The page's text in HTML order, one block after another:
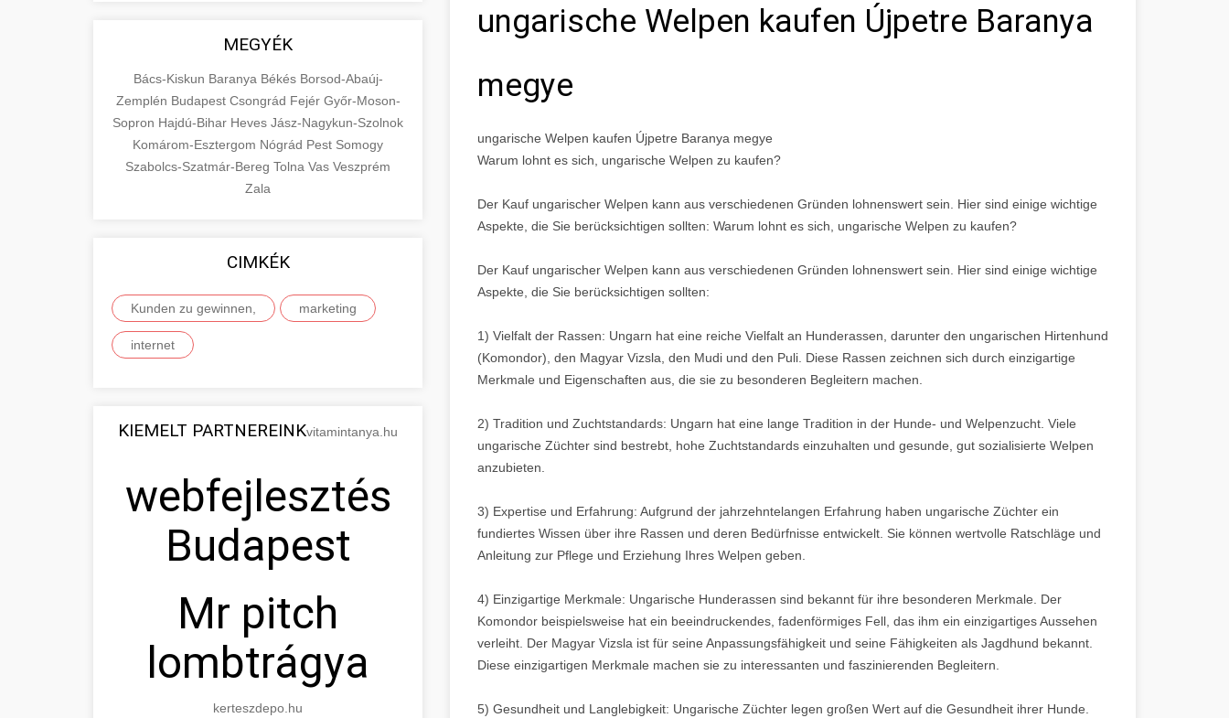
MEGYÉK
Bács-Kiskun Baranya Békés Borsod-Abaúj-
Zemplén Budapest Csongrád Fejér Győr-Moson-
Sopron Hajdú-Bihar Heves Jász-Nagykun-Szolnok
Komárom-Esztergom Nógrád Pest Somogy
Szabolcs-Szatmár-Bereg Tolna Vas Veszprém
Zala
CIMKÉK
Kunden zu gewinnen, marketing
internet
KIEMELT PARTNEREINKvitamintanya.hu
webfejlesztés
Budapest
Mr pitch
lombtrágya
kerteszdepo.hu
ungarische Welpen kaufen Újpetre Baranya
megye
ungarische Welpen kaufen Újpetre Baranya megye
Warum lohnt es sich, ungarische Welpen zu kaufen?
Der Kauf ungarischer Welpen kann aus verschiedenen Gründen lohnenswert sein. Hier sind einige wichtige
Aspekte, die Sie berücksichtigen sollten: Warum lohnt es sich, ungarische Welpen zu kaufen?
Der Kauf ungarischer Welpen kann aus verschiedenen Gründen lohnenswert sein. Hier sind einige wichtige
Aspekte, die Sie berücksichtigen sollten:
1) Vielfalt der Rassen: Ungarn hat eine reiche Vielfalt an Hunderassen, darunter den ungarischen Hirtenhund
(Komondor), den Magyar Vizsla, den Mudi und den Puli. Diese Rassen zeichnen sich durch einzigartige
Merkmale und Eigenschaften aus, die sie zu besonderen Begleitern machen.
2) Tradition und Zuchtstandards: Ungarn hat eine lange Tradition in der Hunde- und Welpenzucht. Viele
ungarische Züchter sind bestrebt, hohe Zuchtstandards einzuhalten und gesunde, gut sozialisierte Welpen
anzubieten.
3) Expertise und Erfahrung: Aufgrund der jahrzehntelangen Erfahrung haben ungarische Züchter ein
fundiertes Wissen über ihre Rassen und deren Bedürfnisse entwickelt. Sie können wertvolle Ratschläge und
Anleitung zur Pflege und Erziehung Ihres Welpen geben.
4) Einzigartige Merkmale: Ungarische Hunderassen sind bekannt für ihre besonderen Merkmale. Der
Komondor beispielsweise hat ein beeindruckendes, fadenförmiges Fell, das ihm ein einzigartiges Aussehen
verleiht. Der Magyar Vizsla ist für seine Anpassungsfähigkeit und seine Fähigkeiten als Jagdhund bekannt.
Diese einzigartigen Merkmale machen sie zu interessanten und faszinierenden Begleitern.
5) Gesundheit und Langlebigkeit: Ungarische Züchter legen großen Wert auf die Gesundheit ihrer Hunde.